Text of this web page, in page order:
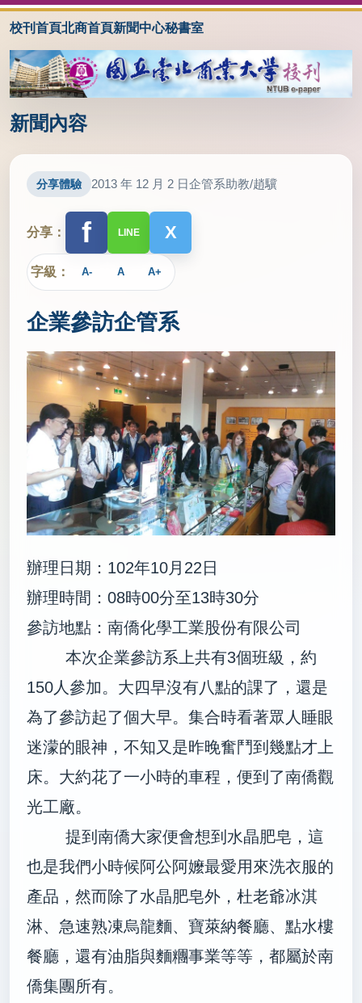
校刊首頁北商首頁新聞中心秘書室
新聞內容
分享體驗 2013 年 12 月 2 日企管系助教/趙驥
分享： f LINE X
字級： A- A A+
企業參訪企管系
辦理日期：102年10月22日
辦理時間：08時00分至13時30分
參訪地點：南僑化學工業股份有限公司
本次企業參訪系上共有3個班級，約
150人參加。大四早沒有八點的課了，還是
為了參訪起了個大早。集合時看著眾人睡眼
迷濛的眼神，不知又是昨晚奮鬥到幾點才上
床。大約花了一小時的車程，便到了南僑觀
光工廠。
提到南僑大家便會想到水晶肥皂，這
也是我們小時候阿公阿嬤最愛用來洗衣服的
產品，然而除了水晶肥皂外，杜老爺冰淇
淋、急速熟凍烏龍麵、寶萊納餐廳、點水樓
餐廳，還有油脂與麵糰事業等等，都屬於南
僑集團所有。